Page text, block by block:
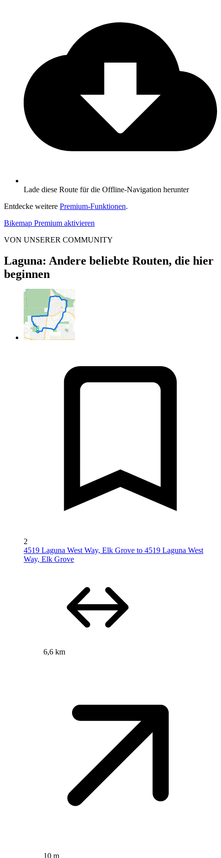
Lade diese Route für die Offline-Navigation herunter
Entdecke weitere Premium-Funktionen.
Bikemap Premium aktivieren
VON UNSERER COMMUNITY
Laguna: Andere beliebte Routen, die hier
beginnen
2
4519 Laguna West Way, Elk Grove to 4519 Laguna West
Way, Elk Grove
6,6 km
10 m